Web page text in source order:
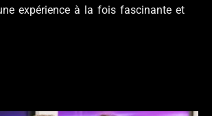
expérience à la fois fascinante et